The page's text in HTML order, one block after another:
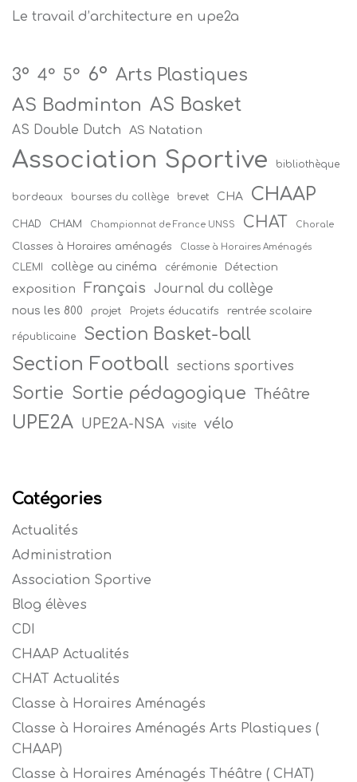
Le travail d’architecture en upe2a
3° 4° 5° 6° Arts Plastiques
AS Badminton AS Basket
AS Double Dutch AS Natation
Association Sportive bibliothèque
bordeaux bourses du collège brevet CHA CHAAP
CHAD CHAM Championnat de France UNSS CHAT Chorale
Classes à Horaires aménagés Classe à Horaires Aménagés
CLEMI collège au cinéma cérémonie Détection
exposition Français Journal du collège
nous les 800 projet Projets éducatifs rentrée scolaire
républicaine Section Basket-ball
Section Football sections sportives
Sortie Sortie pédagogique Théâtre
UPE2A UPE2A-NSA visite vélo
Catégories
Actualités
Administration
Association Sportive
Blog élèves
CDI
CHAAP Actualités
CHAT Actualités
Classe à Horaires Aménagés
Classe à Horaires Aménagés Arts Plastiques (
CHAAP)
Classe à Horaires Aménagés Théâtre ( CHAT)